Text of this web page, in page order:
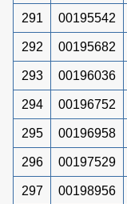
291 00195542
292 00195682
293 00196036
294 00196752
295 00196958
296 00197529
297 00198956